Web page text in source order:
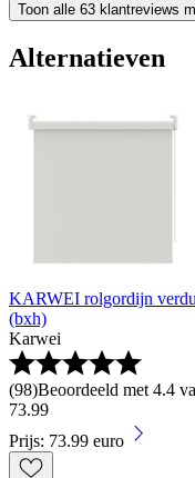
Toon alle 63 klantreviews
Alternatieven
KARWEI rolgordijn
(bxh)
Karwei
(98)Beoordeeld met 4.4
73.99
Prijs: 73.99 euro